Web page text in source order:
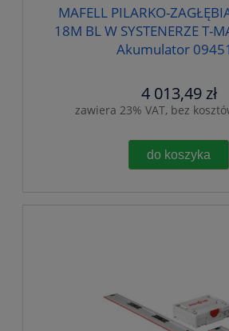
MAFELL PILARKO-
18M BL W SYSTENERZE T-
Akumulator
4 013,49 zł
zawiera 23% VAT, bez
do koszyka